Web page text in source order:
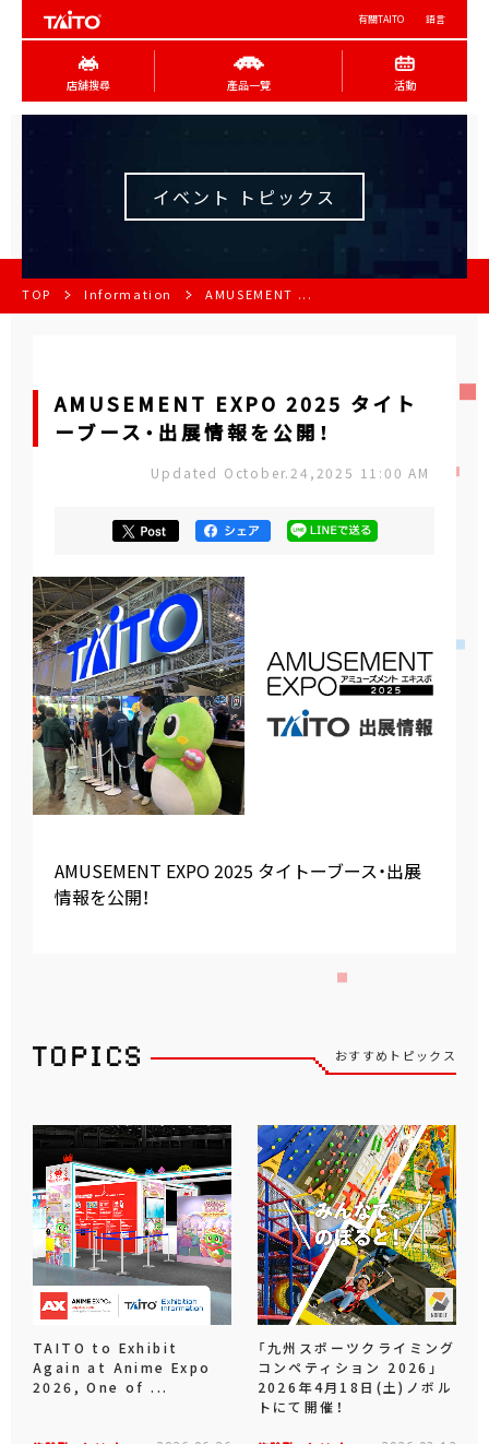
有關TAITO 語言
店舖搜尋 產品一覽 活動
イベント トピックス
TOP Information AMUSEMENT ...
AMUSEMENT EXPO 2025 タイト
ーブース・出展情報を公開！
Updated October.24,2025 11:00 AM
AMUSEMENT EXPO 2025 タイトーブース・出展
情報を公開！
おすすめトピックス
TAITO to Exhibit
Again at Anime Expo
2026, One of ...
「九州スポーツクライミング
コンペティション 2026」
2026年4月18日(土)ノボル
トにて開催！